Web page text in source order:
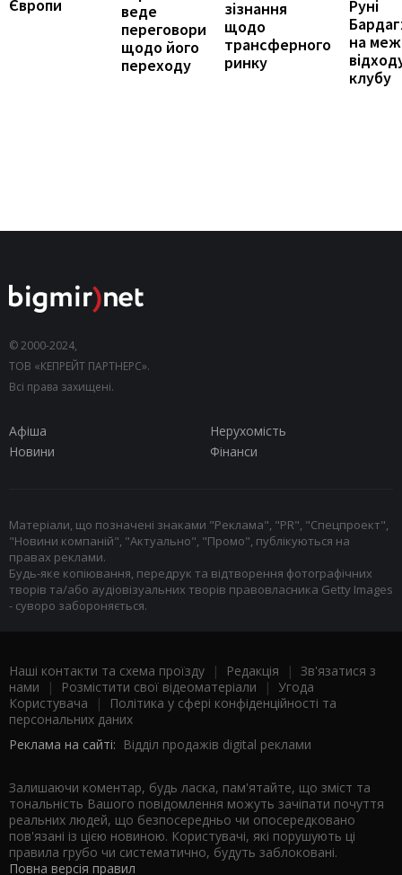
Європи
веде
переговори
щодо його
переходу
зізнання
щодо
трансферного
ринку
Руні
на
клубу
© 2000-2024,
ТОВ «КЕПРЕЙТ ПАРТНЕРС».
Всі права захищені.
Афіша
Нерухомість
Новини
Фінанси
Матеріали, що позначені знаками "Реклама", "PR", "Спецпроект",
"Новини компаній", "Актуально", "Промо", публікуються на
правах реклами.
Будь-яке копіювання, передрук та відтворення фотографічних
творів та/або аудіовізуальних творів правовласника Getty Images
- суворо забороняється.
Наші контакти та схема проїзду | Редакція | Зв'язатися з
нами | Розмістити свої відеоматеріали | Угода
Користувача |
Політика у сфері конфіденційності та
персональних даних
Реклама на сайті: Відділ продажів digital реклами
Залишаючи коментар, будь ласка, пам'ятайте, що зміст та
тональність Вашого повідомлення можуть зачіпати почуття
реальних людей, що безпосередньо чи опосередковано
пов'язані із цією новиною. Користувачі, які порушують ці
правила грубо чи систематично, будуть заблоковані.
Повна версія правил